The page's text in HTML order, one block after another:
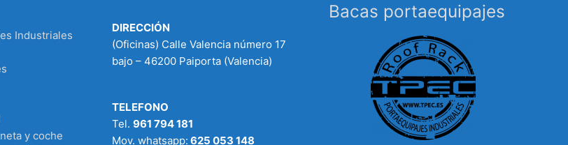
Industriales
y coche
DIRECCIÓN
(Oficinas) Calle Valencia número 17
bajo – 46200 Paiporta (Valencia)
TELEFONO
Tel. 961 794 181
Mov. whatsapp: 625 053 148
Bacas portaequipajes